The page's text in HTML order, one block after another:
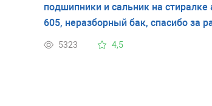
подшипники и сальник на стиралке
605, неразборный бак, спасибо за
5323 4,5